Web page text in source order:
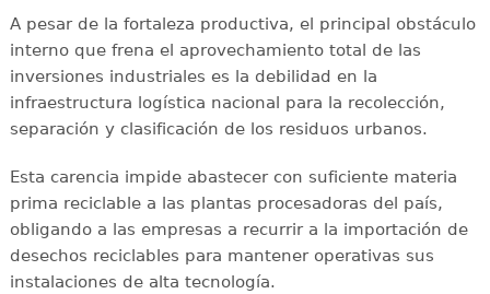
A pesar de la fortaleza productiva, el principal obstáculo
interno que frena el aprovechamiento total de las
inversiones industriales es la debilidad en la
infraestructura logística nacional para la recolección,
separación y clasificación de los residuos urbanos.
Esta carencia impide abastecer con suficiente materia
prima reciclable a las plantas procesadoras del país,
obligando a las empresas a recurrir a la importación de
desechos reciclables para mantener operativas sus
instalaciones de alta tecnología.